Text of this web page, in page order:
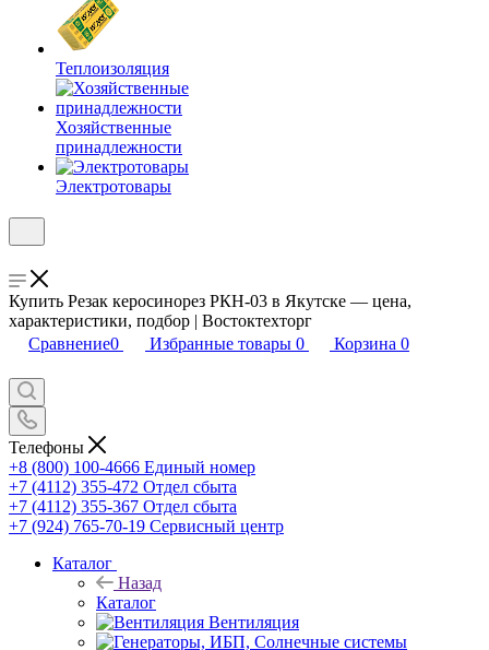
Теплоизоляция
Хозяйственные
принадлежности
Электротовары
Купить Резак керосинорез РКН-03 в Якутске — цена,
характеристики, подбор | Востоктехторг
Сравнение0 Избранные товары 0 Корзина 0
Телефоны
+8 (800) 100-4666 Единый номер
+7 (4112) 355-472 Отдел сбыта
+7 (4112) 355-367 Отдел сбыта
+7 (924) 765-70-19 Сервисный центр
Каталог
Назад
Каталог
Вентиляция